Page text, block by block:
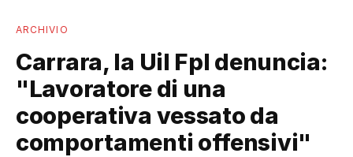
ARCHIVIO
Carrara, la Uil Fpl denuncia:
"Lavoratore di una
cooperativa vessato da
comportamenti offensivi"